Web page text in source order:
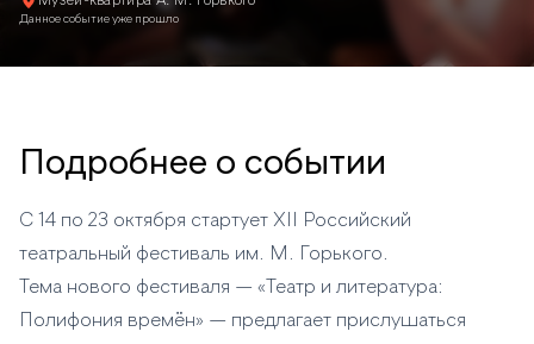
Данное событие уже прошло
Подробнее о событии
С 14 по 23 октября стартует XII Российский
театральный фестиваль им. М. Горького.
Тема нового фестиваля — «Театр и литература:
Полифония времён» — предлагает прислушаться